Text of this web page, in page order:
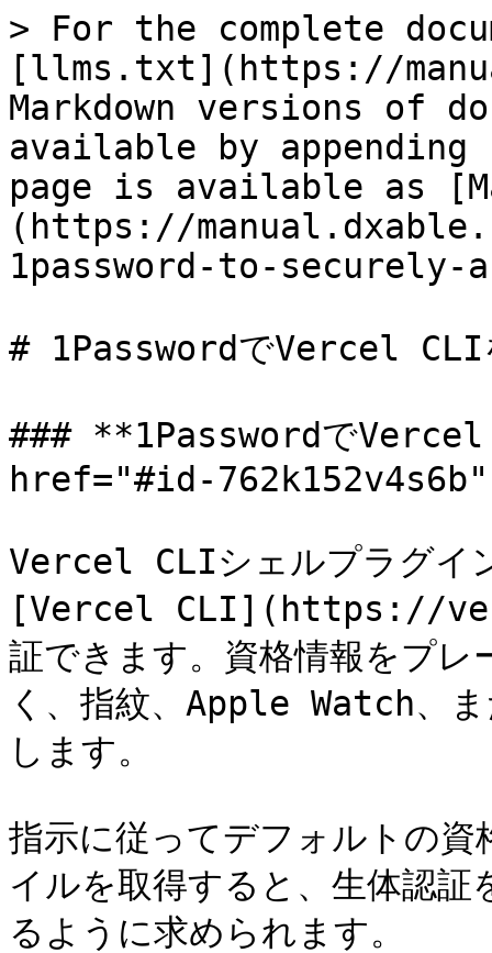
> For the complete
[llms.txt](https://
Markdown versions of
available by
page is available as
(https://
1password-to-
# 1PasswordでVercel CLI
### **1PasswordでVercel
href="#id-
Vercel CLIシェルプラグイ
[Vercel CLI](https://
証できます。資格情報をプ
く、指紋、Apple Watch、
します。
指示に従ってデフォルトの
イルを取得すると、生体認
るように求められます。